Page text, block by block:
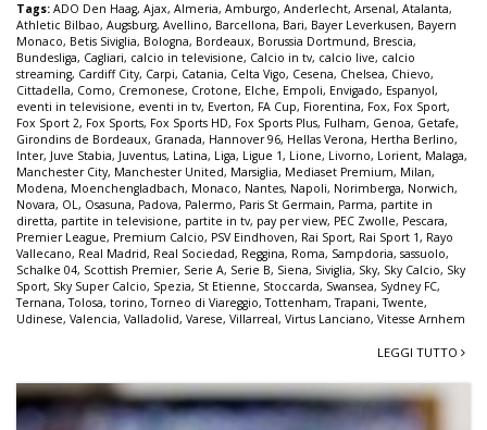
Tags: ADO Den Haag, Ajax, Almeria, Amburgo, Anderlecht, Arsenal, Atalanta,
Athletic Bilbao, Augsburg, Avellino, Barcellona, Bari, Bayer Leverkusen, Bayern
Monaco, Betis Siviglia, Bologna, Bordeaux, Borussia Dortmund, Brescia,
Bundesliga, Cagliari, calcio in televisione, Calcio in tv, calcio live, calcio
streaming, Cardiff City, Carpi, Catania, Celta Vigo, Cesena, Chelsea, Chievo,
Cittadella, Como, Cremonese, Crotone, Elche, Empoli, Envigado, Espanyol,
eventi in televisione, eventi in tv, Everton, FA Cup, Fiorentina, Fox, Fox Sport,
Fox Sport 2, Fox Sports, Fox Sports HD, Fox Sports Plus, Fulham, Genoa, Getafe,
Girondins de Bordeaux, Granada, Hannover 96, Hellas Verona, Hertha Berlino,
Inter, Juve Stabia, Juventus, Latina, Liga, Ligue 1, Lione, Livorno, Lorient, Malaga,
Manchester City, Manchester United, Marsiglia, Mediaset Premium, Milan,
Modena, Moenchengladbach, Monaco, Nantes, Napoli, Norimberga, Norwich,
Novara, OL, Osasuna, Padova, Palermo, Paris St Germain, Parma, partite in
diretta, partite in televisione, partite in tv, pay per view, PEC Zwolle, Pescara,
Premier League, Premium Calcio, PSV Eindhoven, Rai Sport, Rai Sport 1, Rayo
Vallecano, Real Madrid, Real Sociedad, Reggina, Roma, Sampdoria, sassuolo,
Schalke 04, Scottish Premier, Serie A, Serie B, Siena, Siviglia, Sky, Sky Calcio, Sky
Sport, Sky Super Calcio, Spezia, St Etienne, Stoccarda, Swansea, Sydney FC,
Ternana,Tolosa, torino,Torneo di Viareggio,Tottenham,Trapani,Twente,
Udinese, Valencia, Valladolid, Varese, Villarreal, Virtus Lanciano, Vitesse Arnhem
LEGGI TUTTO